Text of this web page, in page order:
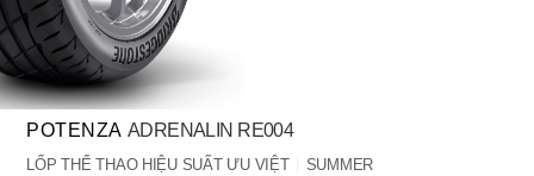
POTENZA ADRENALIN RE004
LỐP THỂ THAO HIỆU SUẤT ƯU VIỆT SUMMER